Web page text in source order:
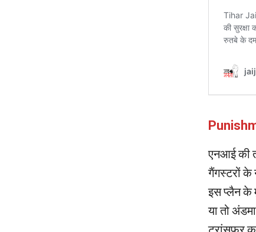
एनआई की
गैंगस्टरों के
इस प्लैन के
या तो